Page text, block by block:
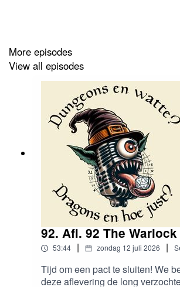
More episodes
View all episodes
92. Afl. 92 The Warlock
53:44 | zondag 12 juli 2026 |
Tijd om een pact te sluiten! We
deze aflevering de long